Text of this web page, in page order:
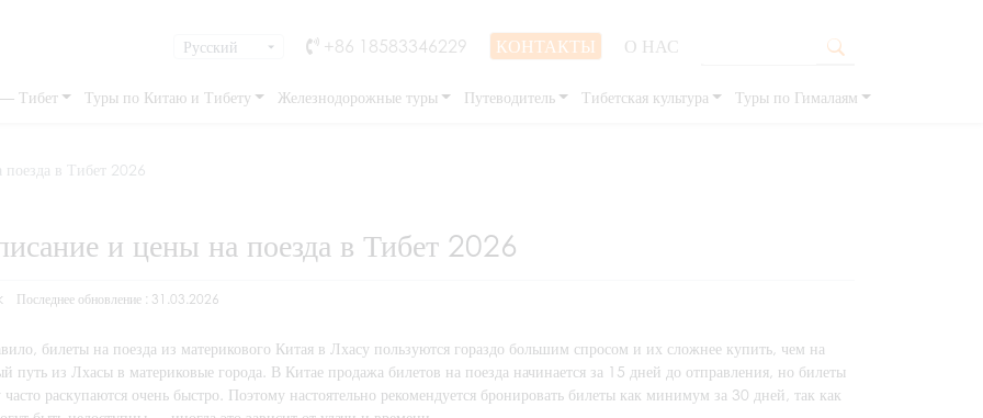
+86 18583346229 КОНТАКТЫ О НАС
Тибет Туры по Китаю и Тибету Железнодорожные туры Путеводитель Тибетская культура Туры по Гималаям
в Тибет 2026
и цены на поезда в Тибет 2026
Последнее обновление : 31.03.2026
билеты на поезда из материкового Китая в Лхасу пользуются гораздо большим спросом и их сложнее купить, чем на
путь из Лхасы в материковые города. В Китае продажа билетов на поезда начинается за 15 дней до отправления, но билеты
раскупаются очень быстро. Поэтому настоятельно рекомендуется бронировать билеты как минимум за 30 дней, так как